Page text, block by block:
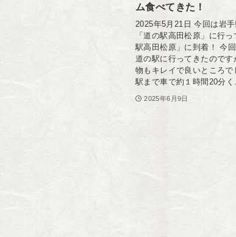
ム食べてきた！
2025年5月21日 今回は岩
「道の駅高田松原」に行
駅高田松原」に到着！ 今
道の駅に行ってきたので
物もキレイで良いところ
駅まで車で約１時間20分
2025年6月9日